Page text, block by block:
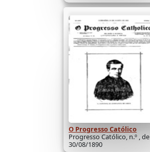
O Progresso Católico
Progresso Católico, n.º , de
30/08/1890